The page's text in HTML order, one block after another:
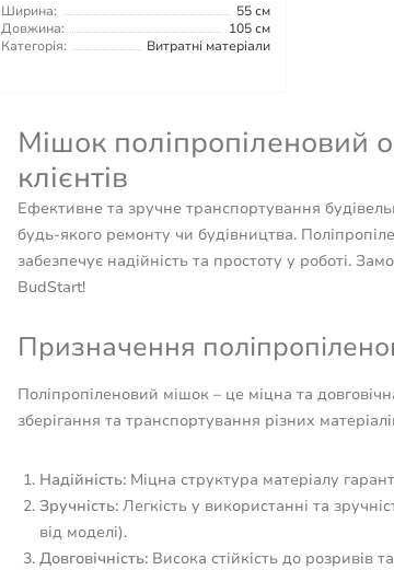
Ширина:
55 см
Довжина:
105 см
Категорія:
Витратні матеріали
Мішок поліпропіленовий
клієнтів
Ефективне та зручне транспортування
будь-якого ремонту чи будівництва.
забезпечує надійність та простоту у роботі.
BudStart!
Призначення
Поліпропіленовий мішок – це міцна та
зберігання та транспортування різних
Надійність:Міцна структура матеріалу
Зручність:Легкість у використанні та
від моделі).
Довговічність:Висока стійкість до розривів